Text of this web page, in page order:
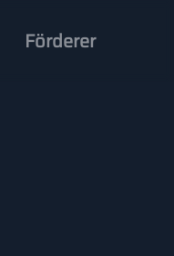
Förderer